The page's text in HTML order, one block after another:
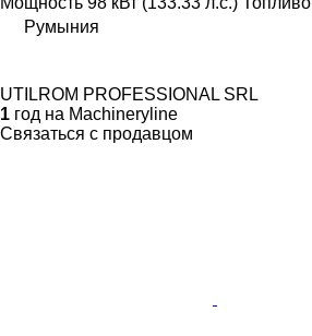
Румыния
UTILROM PROFESSIONAL SRL
1 год на Machineryline
Связаться с продавцом